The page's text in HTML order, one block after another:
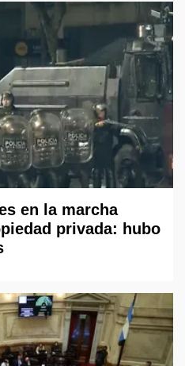
en la marcha
privada: hubo